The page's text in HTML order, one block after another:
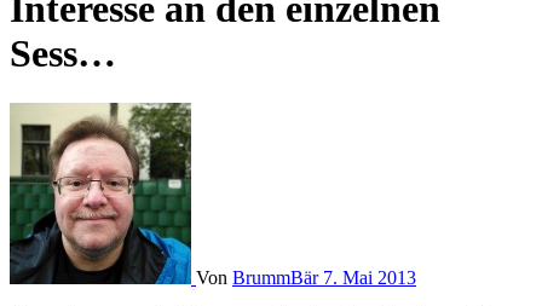
Interesse an den einzelnen
Sess…
Von BrummBär 7. Mai 2013